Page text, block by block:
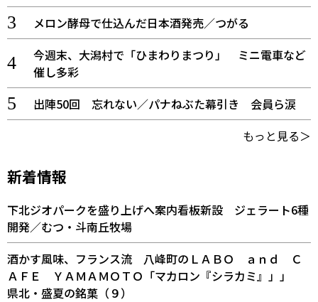
メロン酵母で仕込んだ日本酒発売／つがる
今週末、大潟村で「ひまわりまつり」 ミニ電車など
催し多彩
出陣50回 忘れない／パナねぶた幕引き 会員ら涙
もっと見る＞
新着情報
下北ジオパークを盛り上げへ案内看板新設 ジェラート6種
開発／むつ・斗南丘牧場
酒かす風味、フランス流 八峰町のＬＡＢＯ ａｎｄ Ｃ
ＡＦＥ ＹＡＭＡＭＯＴＯ「マカロン『シラカミ』」」
県北・盛夏の銘菓（９）